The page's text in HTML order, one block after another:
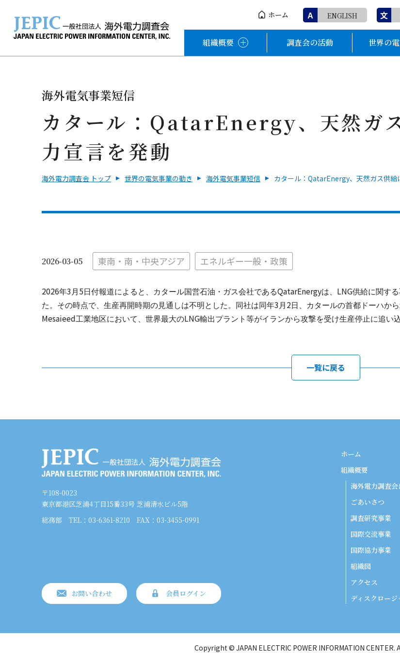
ホーム A ENGLISH 文
組織概要 調査会の活動 世界の
海外電気事業短信
カタール：QatarEnergy、天然ガ
力宣言を発動
海外電力調査会 トップ 世界の電気事業の動き 海外電気事業短信 カタール：QatarEnergy、天然ガス供給
2026-03-05 東南・南・中央アジア エネルギー一般・政策
2026年3 月 5 日付報道によると、カタール国営石油・ガス会社であるQatarEnergyは、 LNG供給に関す
た。その時点で、生産再開時期の見通しは不明とした。同社は同年3 月 2日、カタールの首都ドーハか
Mesaieed工業地区において、世界最大のLNG輸出プラント等がイランから攻撃を受け生産停止に追い
一覧に戻る
〒108-0023
東京都港区芝浦4丁目15番33号 芝浦清水ビル5階
総務部
TEL：03-6361-8210 FAX：03-3455-0991
お問い合わせ 会員ログイン
ホーム
組織概要
海外電力調査
ごあいさつ
調査研究事業
国際交流事業
国際協力事業
組織図
アクセス
ディスクロー
Copyright © JAPAN ELECTRIC POWER INFORMATION